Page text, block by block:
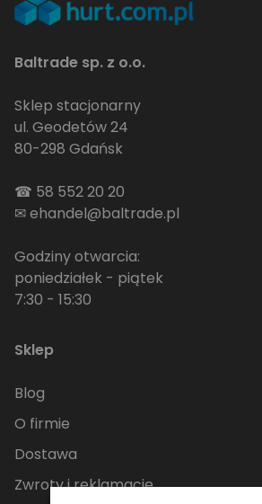
Baltrade sp. z o.o.
Sklep stacjonarny
ul. Geodetów 24
80-298 Gdańsk
☎ 58 552 20 20
✉ehandel@baltrade.pl
Godziny otwarcia:
poniedziałek - piątek
7:30 - 15:30
Sklep
Blog
O firmie
Dostawa
Zwroty i reklamacje